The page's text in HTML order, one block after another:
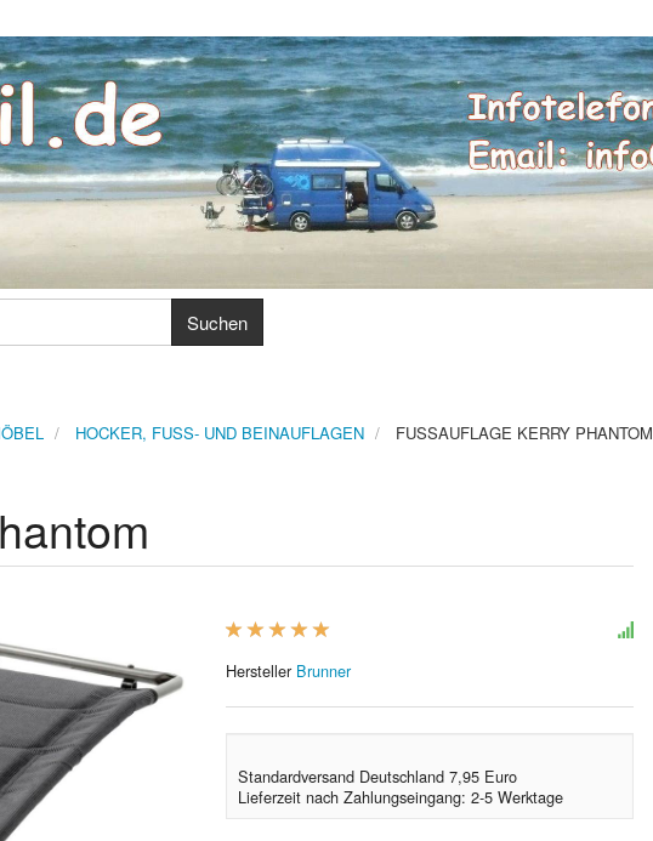
HOCKER, FUSS- UND BEINAUFLAGEN FUSSAUFLAGE KERRY PHANTOM
Hersteller Brunner
Standardversand Deutschland 7,95 Euro
Lieferzeit nach Zahlungseingang: 2-5 Werktage